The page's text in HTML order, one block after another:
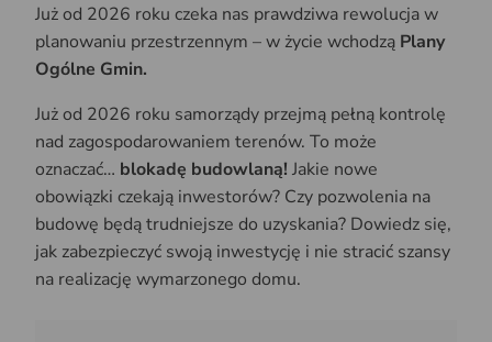
Już od 2026 roku czeka nas prawdziwa rewolucja w
planowaniu przestrzennym – w życie wchodzą Plany
Ogólne Gmin.
Już od 2026 roku samorządy przejmą pełną kontrolę
nad zagospodarowaniem terenów. To może
oznaczać… blokadę budowlaną! Jakie nowe
obowiązki czekają inwestorów? Czy pozwolenia na
budowę będą trudniejsze do uzyskania? Dowiedz się,
jak zabezpieczyć swoją inwestycję i nie stracić szansy
na realizację wymarzonego domu.